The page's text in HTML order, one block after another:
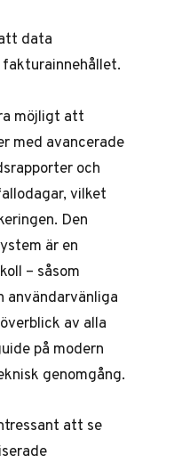
data
möjligt att
med avancerade
och
vilket
Den
är en
– såsom
användarvänliga
av alla
på modern
genomgång.
att se